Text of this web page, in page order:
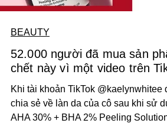
BEAUTY
52.000 người đã mua sản
chết này vì một video trên
Khi tài khoản TikTok @kaelynwhitee
chia sẻ về làn da của cô sau khi sử
AHA 30% + BHA 2% Peeling